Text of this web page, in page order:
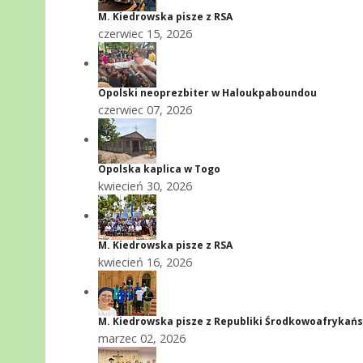
M. Kiedrowska pisze z RSA
czerwiec 15, 2026
Opolski neoprezbiter w Haloukpaboundou
czerwiec 07, 2026
Opolska kaplica w Togo
kwiecień 30, 2026
M. Kiedrowska pisze z RSA
kwiecień 16, 2026
M. Kiedrowska pisze z Republiki
marzec 02, 2026